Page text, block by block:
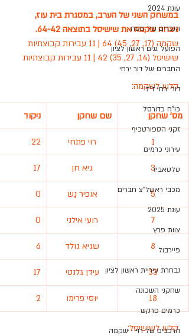
עונת 2024
הנכדים של פסח
הפועל גנים ראשון לציון
החברים של דור ירחי
דור ירחי ז"ל
כו"ח כדורסל
זקני הספורטכיף
עירוני כרמים
טלטאביז
מכבי ראשל"צ חברים
עונת 2025
צוות פרץ
פיירבול
נבחרת עיריית ראשון לציון
שחקני השכונה
כרמים פרקש
הרכבים של רוי - שקמה
במשחק השני של הערב, במסגרת בית עוז,
ניצחה שקמה את שישיסל בתוצאה 64-42.
שקמה (17, 27, 45) 64 | 11 עבירות קבוצתיות
שישיסל (14, 27, 35) 42 | 11 עבירות קבוצתיות
קלעו לשקמה:
מס' שחקן שם שחקן ניקוד
1 רוי פתחי 22
3 גיא חן 17
5 אופיר נַש 0
7 רועי אילני 0
8 שגיא גולד 6
33 עידן גלנטי 17
18 יוסי פרימו 2
קלעו לשישיסל: